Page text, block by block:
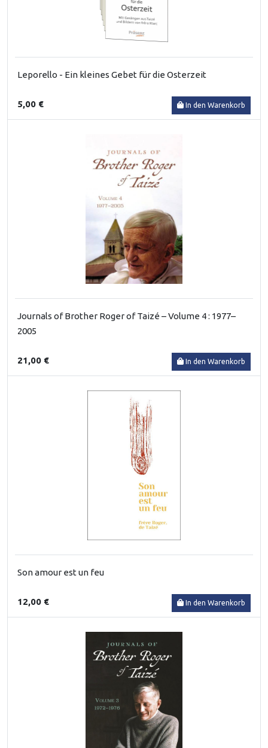
Leporello - Ein kleines Gebet für die Osterzeit
5,00 € In den Warenkorb
Journals of Brother Roger of Taizé – Volume 4 : 1977–
2005
21,00 € In den Warenkorb
Son amour est un feu
12,00 € In den Warenkorb